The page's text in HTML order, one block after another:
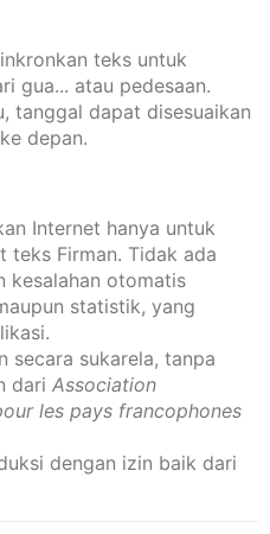
teks untuk
gua... atau pedesaan.
tanggal dapat disesuaikan
depan.
Internet hanya untuk
teks Firman. Tidak ada
kesalahan otomatis
statistik, yang
secara sukarela, tanpa
dari Association
les pays francophones
dengan izin baik dari